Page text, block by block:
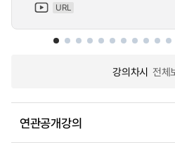
URL
강의차시 전체
연관공개강의